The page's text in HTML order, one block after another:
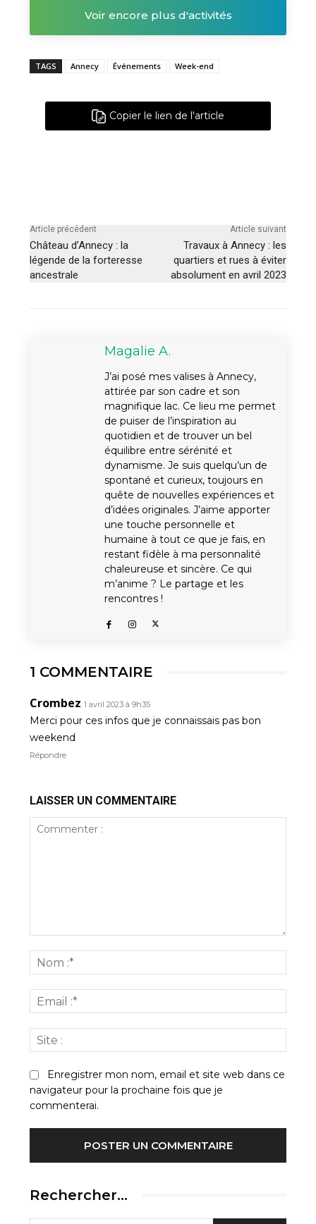
Voir encore plus d'activités
TAGS Annecy Événements Week-end
Copier le lien de l'article
Article précédent
Château d’Annecy : la
légende de la forteresse
ancestrale
Article suivant
Travaux à Annecy : les
quartiers et rues à éviter
absolument en avril 2023
Magalie A.
J’ai posé mes valises à Annecy,
attirée par son cadre et son
magnifique lac. Ce lieu me permet
de puiser de l’inspiration au
quotidien et de trouver un bel
équilibre entre sérénité et
dynamisme. Je suis quelqu’un de
spontané et curieux, toujours en
quête de nouvelles expériences et
d’idées originales. J’aime apporter
une touche personnelle et
humaine à tout ce que je fais, en
restant fidèle à ma personnalité
chaleureuse et sincère. Ce qui
m’anime ? Le partage et les
rencontres !
1 COMMENTAIRE
Crombez 1 avril 2023 à 9h35
Merci pour ces infos que je connaissais pas bon
weekend
Répondre
LAISSER UN COMMENTAIRE
:*
:*
:
Enregistrer mon nom, email et site web dans ce
navigateur pour la prochaine fois que je
commenterai.
Rechercher…